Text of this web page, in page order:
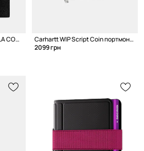
Stella McCartney FALABELLA CONTINENTAL кошелек для женщин
Carhartt WIP Script Coin портмоне из искусственной кожи
2099 грн